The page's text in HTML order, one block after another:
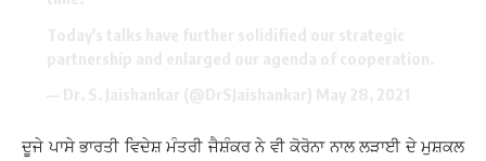
ਦੂਜੇ ਪਾਸੇ ਭਾਰਤੀ ਵਿਦੇਸ਼ ਮੰਤਰੀ ਜੈਸ਼ੰਕਰ ਨੇ ਵੀ ਕੋਰੋਨਾ ਨਾਲ ਲੜਾਈ ਦੇ ਮੁਸ਼ਕਲ